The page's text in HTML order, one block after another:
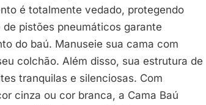
é totalmente vedado, protegendo
pistões pneumáticos garante
do baú. Manuseie sua cama com
colchão. Além disso, sua estrutura de
tranquilas e silenciosas. Com
cinza ou cor branca, a Cama Baú